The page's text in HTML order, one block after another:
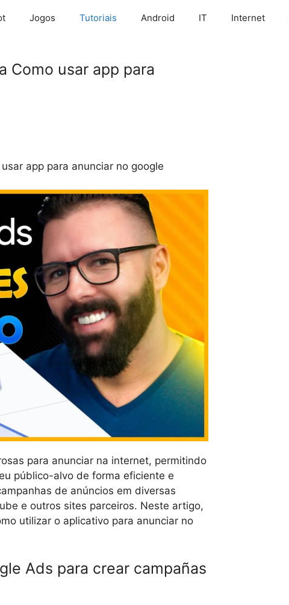
Jogos Tutoriais Android IT Internet
Como usar app para
app para anunciar no google
para anunciar na internet, permitindo
público-alvo de forma eficiente e
de anúncios em diversas
e outros sites parceiros. Neste artigo,
utilizar o aplicativo para anunciar no
Ads para crear campañas